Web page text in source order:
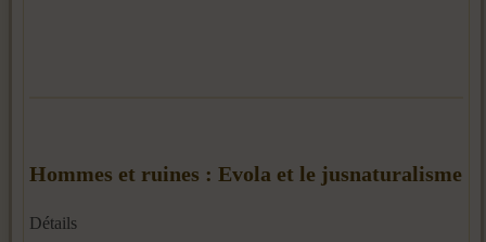
Hommes et ruines : Evola et le jusnaturalisme
Détails